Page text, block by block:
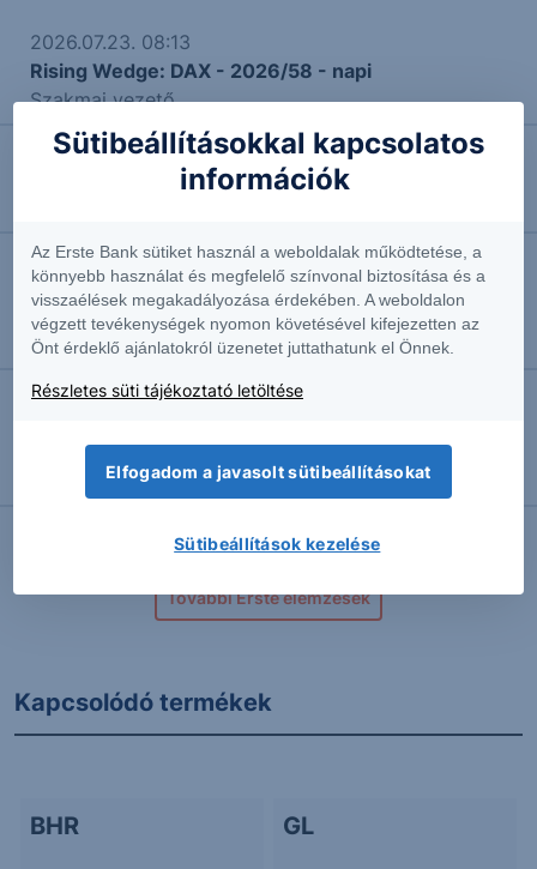
2026.07.23. 08:13
Rising Wedge: DAX - 2026/58 - napi
Szakmai vezető
2026.07.14. 09:09
2026.07.09. 10:14
Trump a porcelánboltban
Részvényelemző
Erős rajt előtt az amerikai gyorsjelentési szezon
Részvényelemző
További Erste elemzések
Kapcsolódó termékek
BHR GL
Sütibeállításokkal kapcsolatos
információk
Az Erste Bank sütiket használ a weboldalak működtetése, a
könnyebb használat és megfelelő színvonal biztosítása és a
visszaélések megakadályozása érdekében. A weboldalon
végzett tevékenységek nyomon követésével kifejezetten az
Önt érdeklő ajánlatokról üzenetet juttathatunk el Önnek.
Részletes süti tájékoztató letöltése
Elfogadom a javasolt sütibeállításokat
Sütibeállítások kezelése